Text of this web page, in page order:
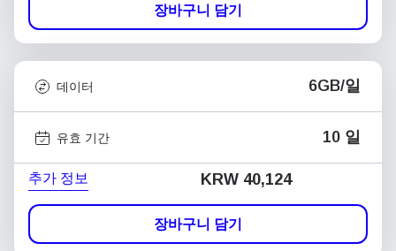
장바구니 담기
데이터 6GB/일
유효 기간 10 일
추가 정보 KRW 40,124
장바구니 담기